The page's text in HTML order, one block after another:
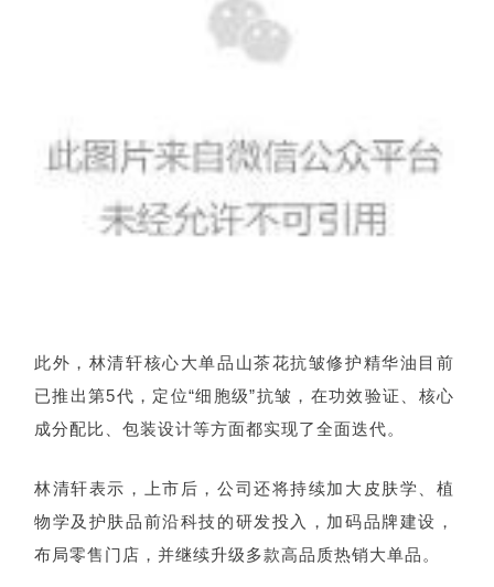
此外，林清轩核心大单品山茶花抗皱修护精华油目前
已推出第5代，定位“细胞级”抗皱，在功效验证、核心
成分配比、包装设计等方面都实现了全面迭代。
林清轩表示，上市后，公司还将持续加大皮肤学、植
物学及护肤品前沿科技的研发投入，加码品牌建设，
布局零售门店，并继续升级多款高品质热销大单品。